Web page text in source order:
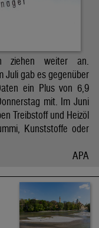
ziehen weiter an.
Juli gab es gegenüber
ein Plus von 6,9
mit. Im Juni
Treibstoff und Heizöl
Kunststoffe oder
APA